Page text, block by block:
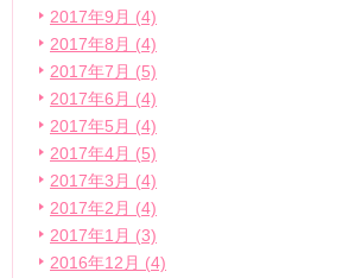
2017年9月 (4)
2017年8月 (4)
2017年7月 (5)
2017年6月 (4)
2017年5月 (4)
2017年4月 (5)
2017年3月 (4)
2017年2月 (4)
2017年1月 (3)
2016年12月 (4)